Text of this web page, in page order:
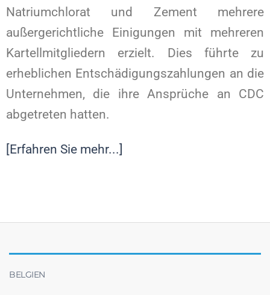
Natriumchlorat und Zement mehrere
außergerichtliche Einigungen mit mehreren
Kartellmitgliedern erzielt. Dies führte zu
erheblichen Entschädigungszahlungen an die
Unternehmen, die ihre Ansprüche an CDC
abgetreten hatten.
[Erfahren Sie mehr...]
BELGIEN